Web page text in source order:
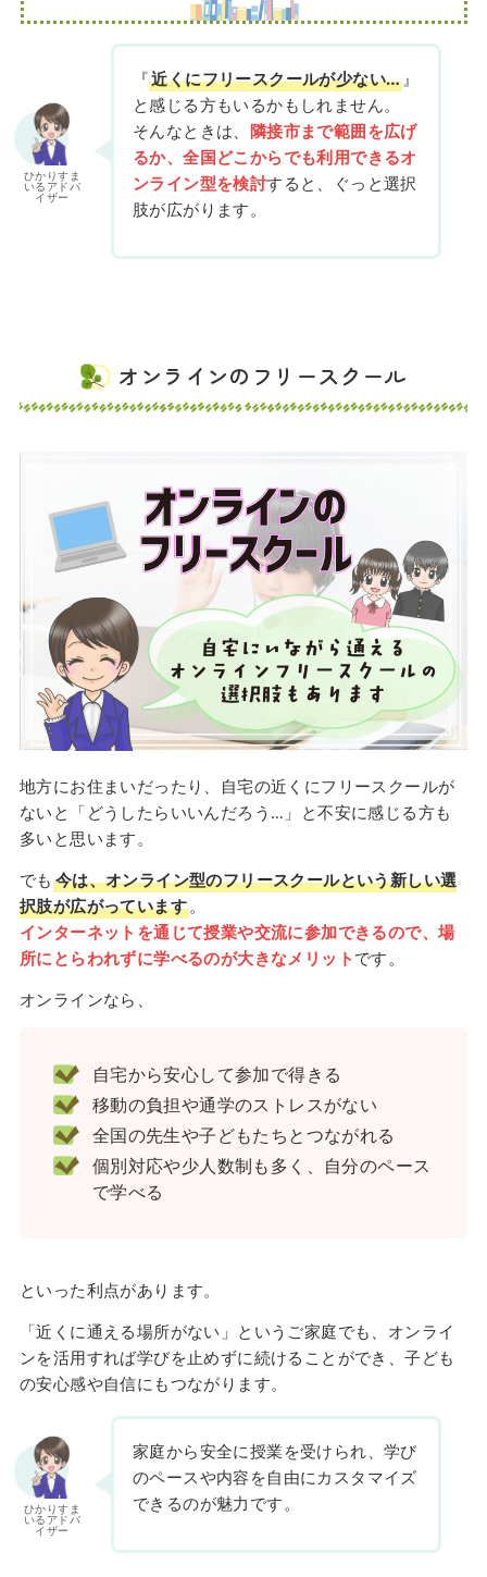
ひかりすま
いるアドバ
イザー
『近くにフリースクールが少ない…』
と感じる方もいるかもしれません。
そんなときは、 隣接市まで範囲を広げ
るか、全国どこからでも利用できるオ
ンライン型を検討すると、ぐっと選択
肢が広がります。
オンラインのフリースクール
地方にお住まいだったり、自宅の近くにフリースクールが
ないと「どうしたらいいんだろう…」と不安に感じる方も
多いと思います。
でも 今は、オンライン型のフリースクールという新しい選
択肢が広がっています。
インターネットを通じて授業や交流に参加できるので、場
所にとらわれずに学べるのが大きなメリット です。
オンラインなら、
自宅から安心して参加で得きる
移動の負担や通学のストレスがない
全国の先生や子どもたちとつながれる
個別対応や少人数制も多く、自分のペース
で学べる
といった利点があります。
「近くに通える場所がない」というご家庭でも、オンライ
ンを活用すれば学びを止めずに続けることができ、子ども
の安心感や自信にもつながります。
ひかりすま
いるアドバ
イザー
家庭から安全に授業を受けられ、学び
のペースや内容を自由にカスタマイズ
できるのが魅力です。